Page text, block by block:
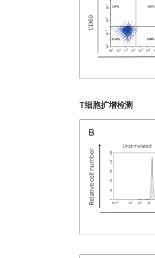
T细胞扩增检测